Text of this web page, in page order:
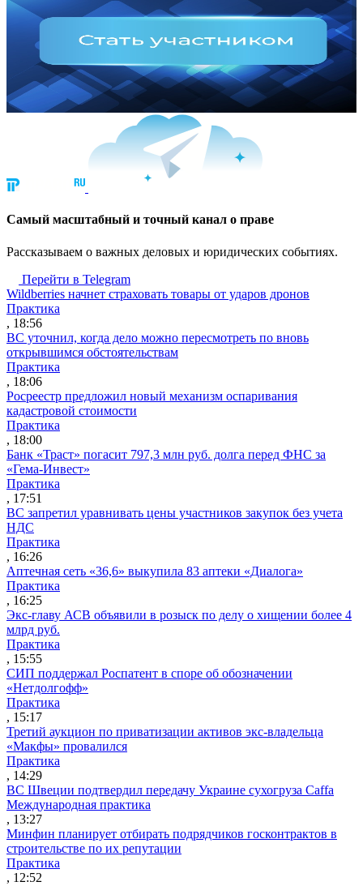
Cамый масштабный и точный канал о праве
Рассказываем о важных деловых и юридических событиях.
Перейти в Telegram
Wildberries начнет страховать товары от ударов дронов
Практика
, 18:56
ВС уточнил, когда дело можно пересмотреть по вновь
открывшимся обстоятельствам
Практика
, 18:06
Росреестр предложил новый механизм оспаривания
кадастровой стоимости
Практика
, 18:00
Банк «Траст» погасит 797,3 млн руб. долга перед ФНС за
«Гема-Инвест»
Практика
, 17:51
ВС запретил уравнивать цены участников закупок без учета
НДС
Практика
, 16:26
Аптечная сеть «36,6» выкупила 83 аптеки «Диалога»
Практика
, 16:25
Экс-главу АСВ объявили в розыск по делу о хищении более 4
млрд руб.
Практика
, 15:55
СИП поддержал Роспатент в споре об обозначении
«Нетдолгофф»
Практика
, 15:17
Третий аукцион по приватизации активов экс-владельца
«Макфы» провалился
Практика
, 14:29
ВС Швеции подтвердил передачу Украине сухогруза Caffa
Международная практика
, 13:27
Минфин планирует отбирать подрядчиков госконтрактов в
строительстве по их репутации
Практика
, 12:52